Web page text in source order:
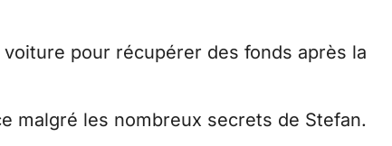
pour récupérer des fonds après la
malgré les nombreux secrets de Stefan.